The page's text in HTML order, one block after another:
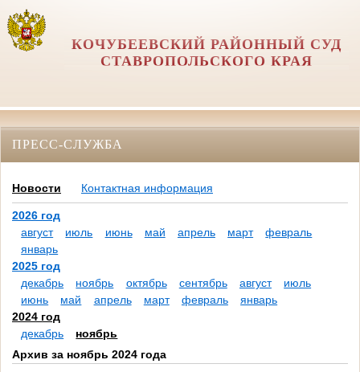
КОЧУБЕЕВСКИЙ РАЙОННЫЙ СУД
СТАВРОПОЛЬСКОГО КРАЯ
ПРЕСС-СЛУЖБА
Новости Контактная информация
2026 год
август
июль июнь май апрель март
февраль
январь
2025 год
декабрь
ноябрь октябрь сентябрь август
июль
июнь
май апрель март февраль
январь
2024 год
декабрь
ноябрь
Архив за ноябрь 2024 года